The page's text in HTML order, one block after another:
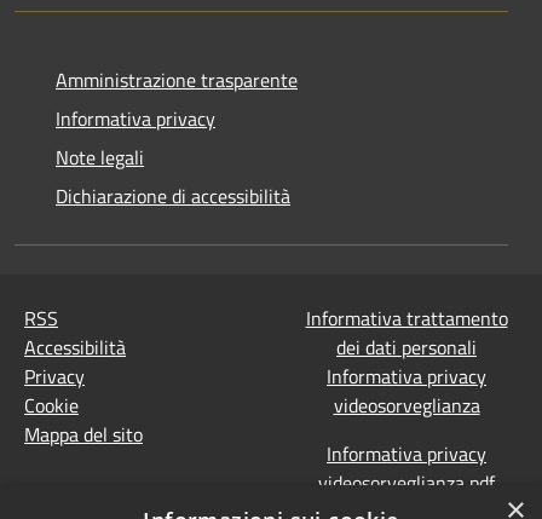
Amministrazione trasparente
Informativa privacy
Note legali
Dichiarazione di accessibilità
RSS
Accessibilità
Privacy
Cookie
Mappa del sito
Informativa trattamento
dei dati personali
Informativa privacy
videosorveglianza
Informativa privacy
videosorveglianza pdf
Dichiarazione di
×